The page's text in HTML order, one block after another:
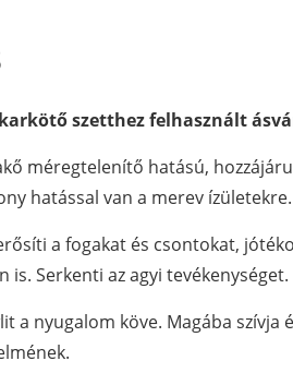
szetthez felhasznált
méregtelenítő hatású,
hatással van a merev ízületekre.
a fogakat és csontokat,
is. Serkenti az agyi tevékenységet.
a nyugalom köve. Magába szívja